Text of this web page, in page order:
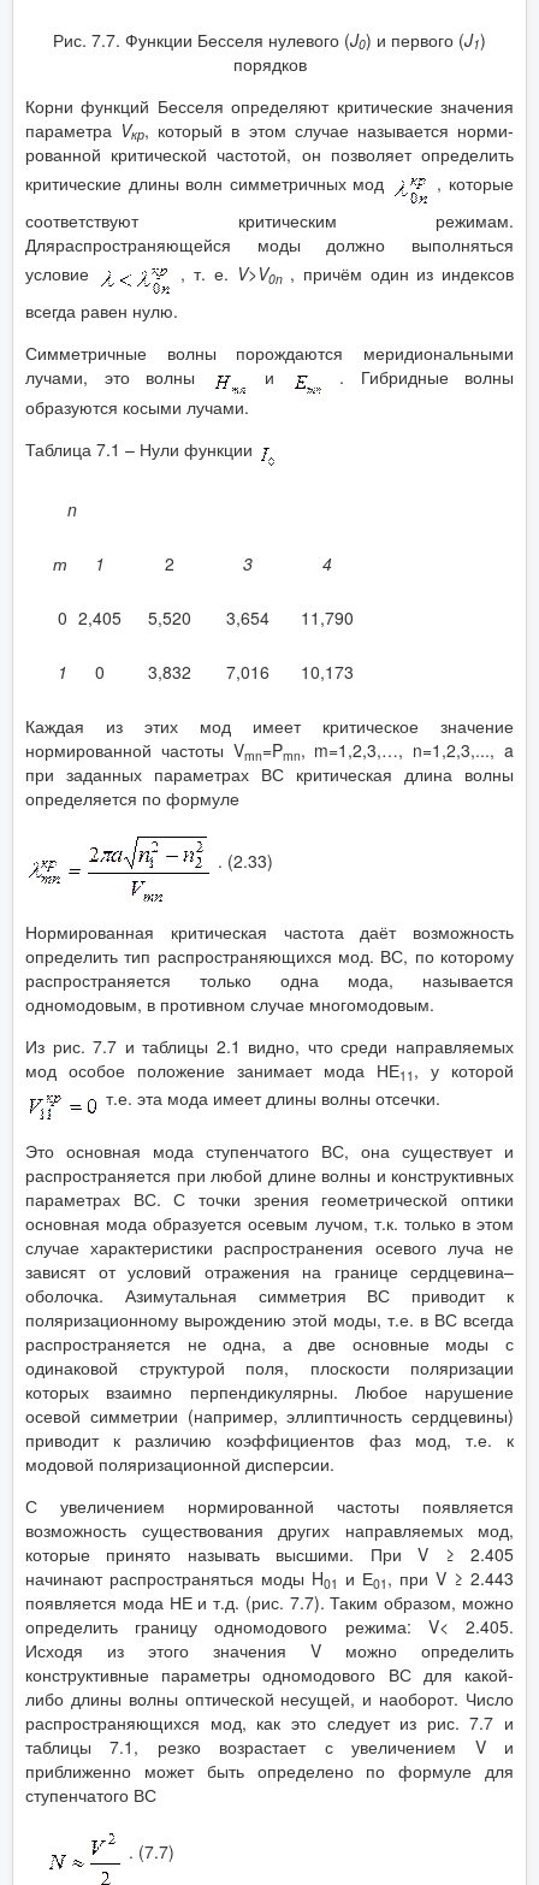
Рис. 7.7. Функции Бесселя нулевого (J0) и первого (J1)
порядков
Корни функций Бесселя опреде­ляют критические значения
пара­метра Vкр, который в этом случае называется норми­
рованной критической частотой, он позволяет определить
критические длины волн симметричных мод
, которые
соответствуют критическим режимам.
Дляраспространяющейся моды должно выполняться
условие
, т. е. V>V0n, причём один из индексов
всегда равен нулю.
Симметричные волны порождаются меридиональными
лучами, это волны
и
. Гибридные волны
образуются косыми лучами.
Таблица 7.1 – Нули функции
n
т 1 2 3 4
0 2,405 5,520 3,654 11,790
1 0 3,832 7,016 10,173
Каждая из этих мод имеет критическое значение
нормированной частоты Vmn=Pmn, m=1,2,3,…, n=1,2,3,..., a
при заданных параметрах ВС критическая длина волны
определяется по формуле
. (2.33)
Нормированная критическая частота даёт возможность
определить тип распространяющихся мод. ВС, по которому
распространяется только одна мода, называется
одномодовым, в противном случае многомодовым.
Из рис. 7.7 и таблицы 2.1 видно, что среди направляемых
мод особое положение занимает мода НЕ11 , у которой
т.е. эта мода имеет длины волны отсечки.
Это основная мода ступенчатого ВС, она существует и
распространяется при любой длине волны и конструктивных
параметрах ВС. С точки зрения геометрической оптики
основная мода образуется осевым лучом, т.к. только в этом
случае характеристики распространения осевого луча не
зависят от условий отражения на границе сердцевина–
оболочка. Азимутальная симметрия ВС приводит к
поляризационному вырождению этой моды, т.е. в ВС всегда
распространяется не одна, а две основные моды с
одинаковой структурой поля, плоскости поляризации
которых взаимно перпендикулярны. Любое нарушение
осевой симметрии (например, эллиптичность сердцевины)
приводит к различию коэффициентов фаз мод, т.е. к
модовой поляризационной дисперсии.
С увеличением нормированной частоты появляется
возможность существования других направляемых мод,
которые принято называть высшими. При V ≥ 2.405
начинают распространяться моды H01 и Е01 , при V ≥ 2.443
появляется мода НЕ и т.д. (рис. 7.7). Таким образом, можно
определить границу одномодового режима: V< 2.405.
Исходя из этого значения V можно определить
конструктивные параметры одномодового ВС для какой-
либо длины волны оптической несущей, и наоборот. Число
распространяющихся мод, как это следует из рис. 7.7 и
таблицы 7.1, резко возрастает с увеличением V и
приближенно может быть определено по формуле для
ступенчатого ВС
. (7.7)